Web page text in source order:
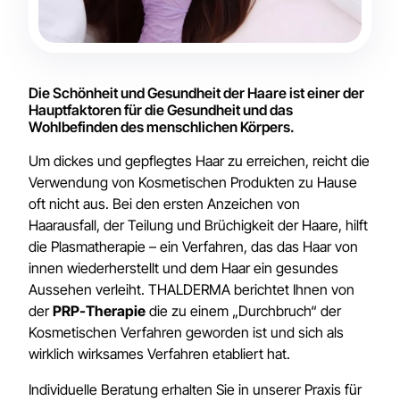
Die Schönheit und Gesundheit der Haare ist einer der
Hauptfaktoren für die Gesundheit und das
Wohlbefinden des menschlichen Körpers.
Um dickes und gepflegtes Haar zu erreichen, reicht die
Verwendung von Kosmetischen Produkten zu Hause
oft nicht aus. Bei den ersten Anzeichen von
Haarausfall, der Teilung und Brüchigkeit der Haare, hilft
die Plasmatherapie – ein Verfahren, das das Haar von
innen wiederherstellt und dem Haar ein gesundes
Aussehen verleiht. THALDERMA berichtet Ihnen von
derPRP-Therapie die zu einem „Durchbruch“ der
Kosmetischen Verfahren geworden ist und sich als
wirklich wirksames Verfahren etabliert hat.
Individuelle Beratung erhalten Sie in unserer Praxis für